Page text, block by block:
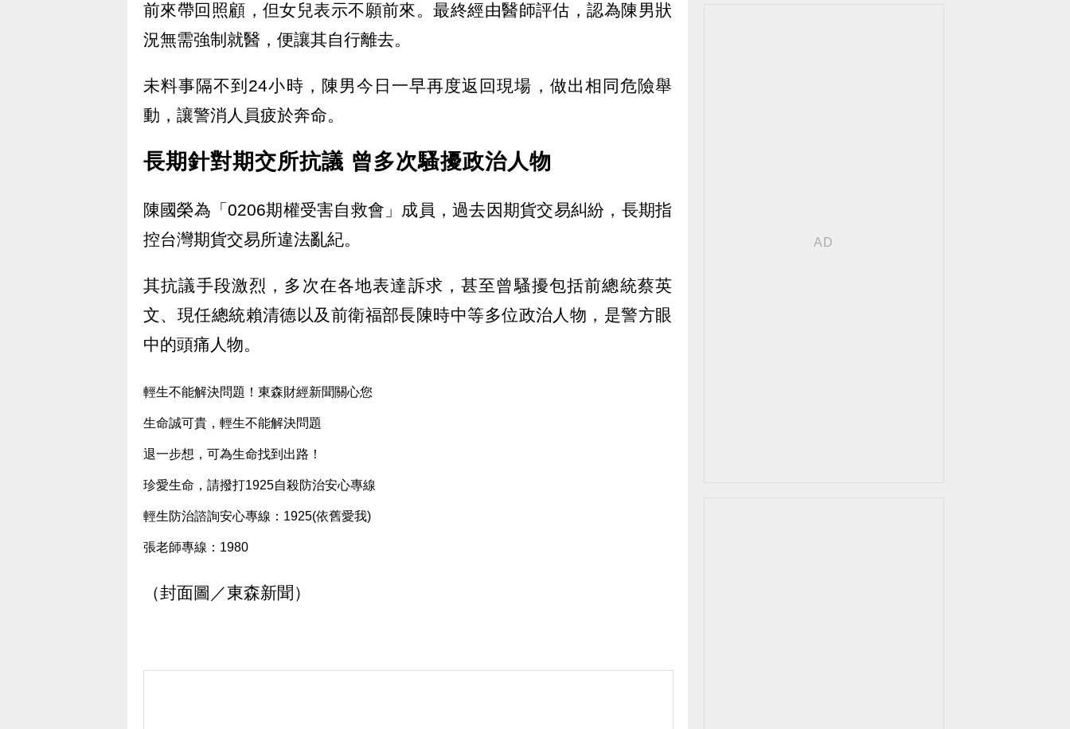
前來帶回照顧，但女兒表示不願前來。最終經由醫師評估，認為陳男狀
況無需強制就醫，便讓其自行離去。
未料事隔不到24小時，陳男今日一早再度返回現場，做出相同危險舉
動，讓警消人員疲於奔命。
長期針對期交所抗議 曾多次騷擾政治人物
陳國榮為「0206期權受害自救會」成員，過去因期貨交易糾紛，長期指
控台灣期貨交易所違法亂紀。
其抗議手段激烈，多次在各地表達訴求，甚至曾騷擾包括前總統蔡英
文、現任總統賴清德以及前衛福部長陳時中等多位政治人物，是警方眼
中的頭痛人物。
輕生不能解決問題！東森財經新聞關心您
生命誠可貴，輕生不能解決問題
退一步想，可為生命找到出路！
珍愛生命，請撥打1925自殺防治安心專線
輕生防治諮詢安心專線：1925(依舊愛我)
張老師專線：1980
（封面圖／東森新聞）